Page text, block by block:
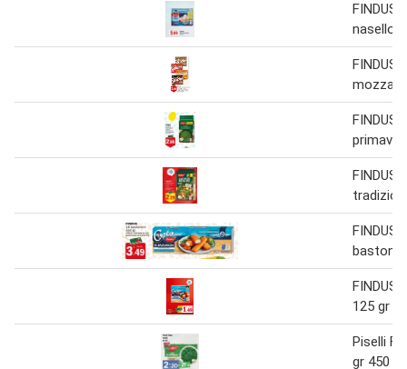
FINDUS
nasello
FINDUS
FINDUS
FINDUS
FINDUS
FINDUS
125 gr
Piselli
gr 450